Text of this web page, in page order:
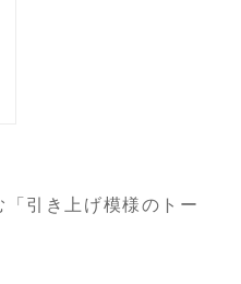
引き上げ模様のトー